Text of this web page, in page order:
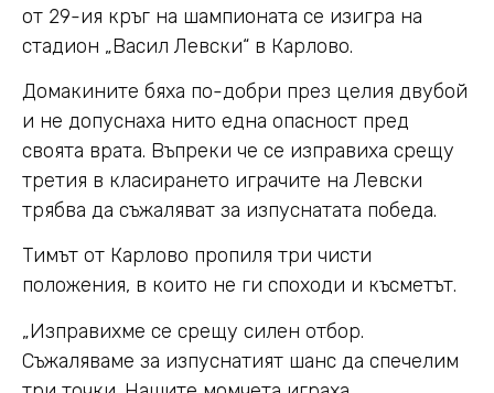
от 29-ия кръг на шампионата се изигра на
стадион „Васил Левски“ в Карлово.
Домакините бяха по-добри през целия двубой
и не допуснаха нито една опасност пред
своята врата. Въпреки че се изправиха срещу
третия в класирането играчите на Левски
трябва да съжаляват за изпуснатата победа.
Тимът от Карлово пропиля три чисти
положения, в които не ги споходи и късметът.
„Изправихме се срещу силен отбор.
Съжаляваме за изпуснатият шанс да спечелим